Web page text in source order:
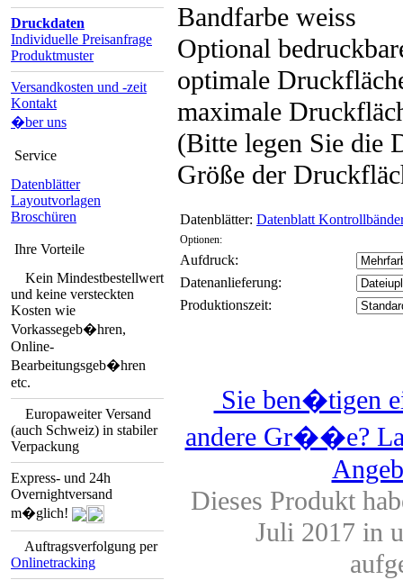
Druckdaten
Individuelle Preisanfrage
Produktmuster
Versandkosten und -zeit
Kontakt
�ber uns
Service
Datenblätter
Layoutvorlagen
Broschüren
Ihre Vorteile
Kein Mindestbestellwert
und keine versteckten
Kosten wie
Vorkassegeb�hren,
Online-
Bearbeitungsgeb�hren
etc.
Europaweiter Versand
(auch Schweiz) in stabiler
Verpackung
Express- und 24h
Overnightversand
m�glich!
Auftragsverfolgung per
Onlinetracking
Bandfarbe weiss
Optional
optimale
maximale
(Bitte legen Sie die
Größe der
Datenblätter: Datenblatt
Optionen:
Aufdruck:
Datenanlieferung:
Produktionszeit:
Sie ben�tigen
andere Gr��e?
Dieses Produkt
Juli 2017 in